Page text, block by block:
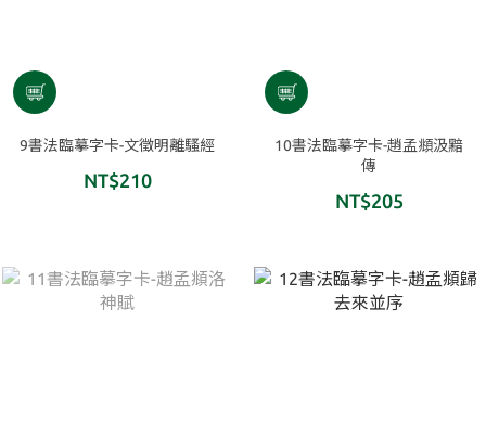
9書法臨摹字卡-文徵明離騷經
NT$210
10書法臨摹字卡-趙孟頫汲黯
傳
NT$205